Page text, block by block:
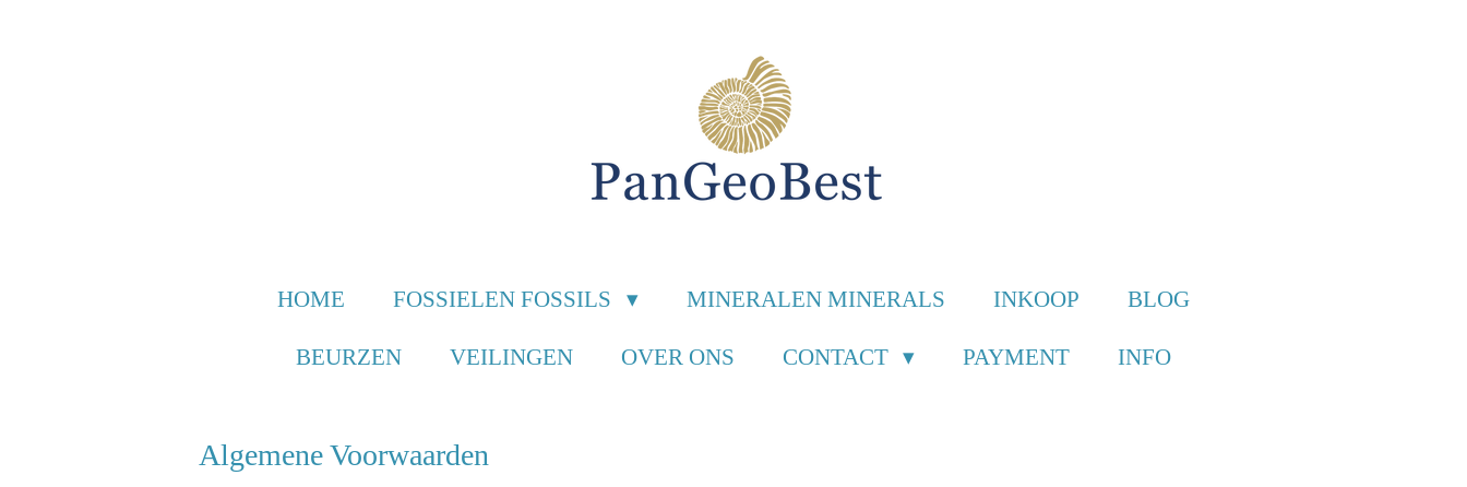
HOME FOSSIELEN FOSSILS MINERALEN MINERALS INKOOP BLOG
BEURZEN VEILINGEN OVER ONS CONTACT PAYMENT INFO
Algemene Voorwaarden